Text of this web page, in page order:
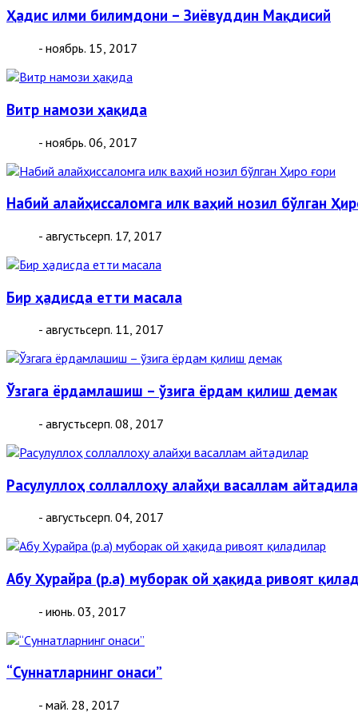
Ҳадис илми билимдони – Зиёвуддин Мақдисий
- ноябрь. 15, 2017
Витр намози ҳақида
- ноябрь. 06, 2017
Набий алайҳиссаломга илк ваҳий нозил бўлган
- августьсерп. 17, 2017
Бир ҳадисда етти масала
- августьсерп. 11, 2017
Ўзгага ёрдамлашиш – ўзига ёрдам қилиш демак
- августьсерп. 08, 2017
Расулуллоҳ соллаллоҳу алайҳи васаллам
- августьсерп. 04, 2017
Абу Ҳурайра (р.а) муборак ой ҳақида ривоят
- июнь. 03, 2017
“Суннатларнинг онаси”
- май. 28, 2017